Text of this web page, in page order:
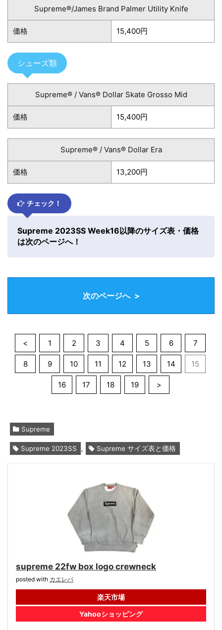
Supreme®/James Brand Palmer Utility Knife
価格 15,400円
シューズ類
Supreme® / Vans® Dollar Skate Grosso Mid
価格 15,400円
Supreme® / Vans® Dollar Era
価格 13,200円
チェック！
Supreme 2023SS Week16以降のサイズ表・価格
は次のページへ！
次のページへ >
< 1 2 3 4 5 6 7
8 9 10 11 12 13 14 15
16 17 18 19 >
Supreme
Supreme 2023SS , Supreme サイズ表と価格
supreme 22fw box logo crewneck
posted with カエレバ
楽天市場
Yahooショッピング